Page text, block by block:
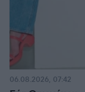
06.08.2026, 07:42